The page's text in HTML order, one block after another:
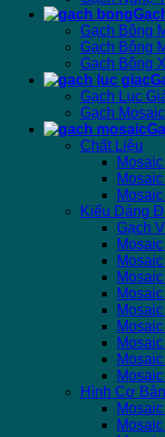
Gạch Bông
Gạch Bông
Gạch Bông
Gạch Lục
Gạch
Chất Liệu
Kiểu Dáng
Gạch
Hình Cơ Bản